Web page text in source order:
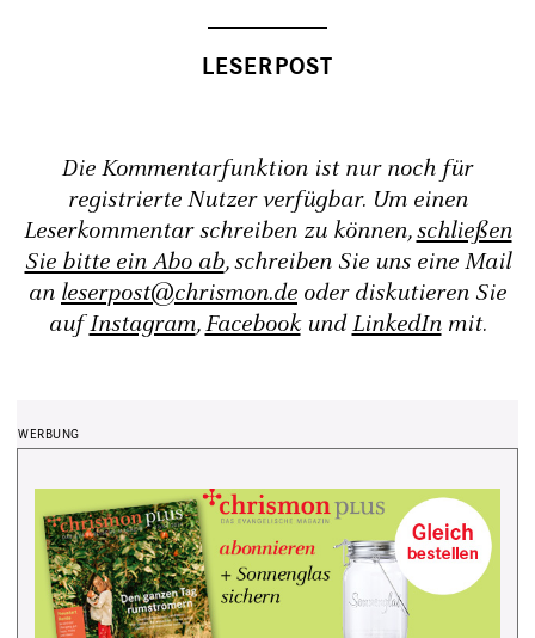
Die Kommentarfunktion ist nur noch für
registrierte Nutzer verfügbar. Um einen
Leserkommentar schreiben zu können,schließen
Sie bitte ein Abo ab, schreiben Sie uns eine Mail
an leserpost@chrismon.de oder diskutieren Sie
aufInstagram,FacebookundLinkedInmit.